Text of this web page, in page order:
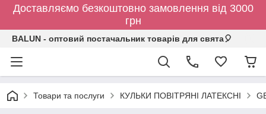
Доставляємо безкоштовно замовлення від 3000
грн
BALUN - оптовий постачальник товарів для свята🎈
Товари та послуги КУЛЬКИ ПОВІТРЯНІ ЛАТЕКСНІ